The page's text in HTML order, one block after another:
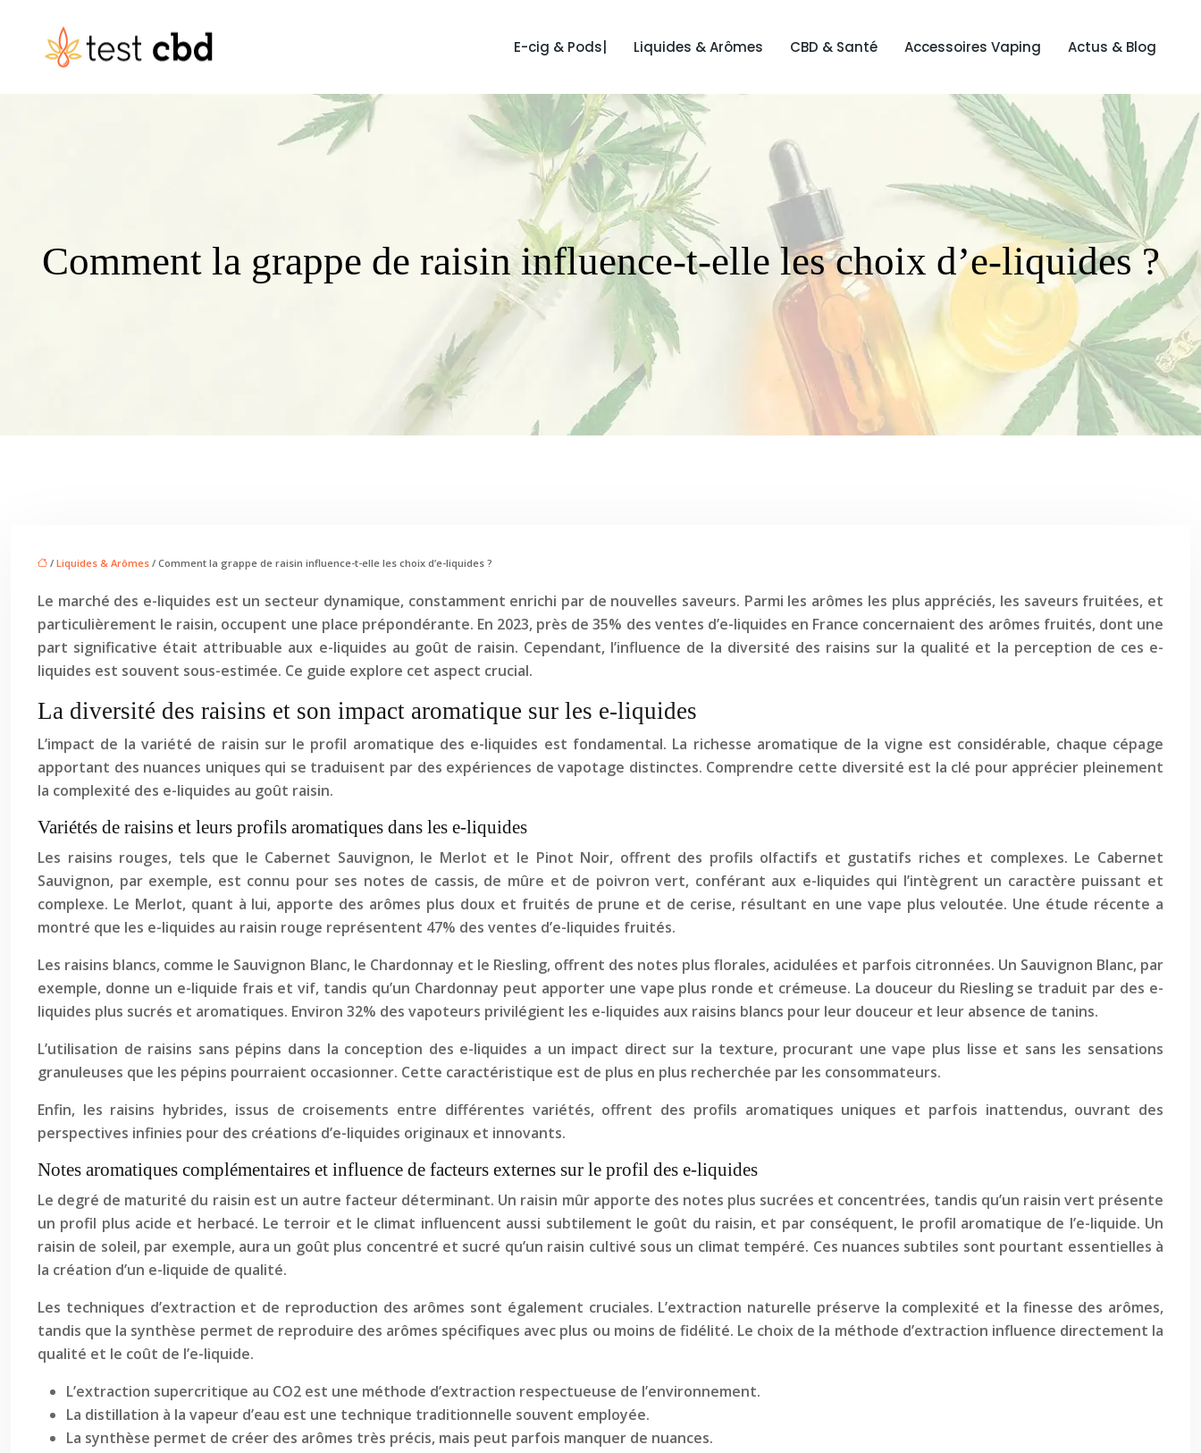
E-cig & Pods| Liquides & Arômes CBD & Santé Accessoires Vaping Actus & Blog
Comment la grappe de raisin influence-t-elle les choix d’e-liquides ?
/ Liquides & Arômes / Comment la grappe de raisin influence-t-elle les choix d’e-liquides ?
Le marché des e-liquides est un secteur dynamique, constamment enrichi par de nouvelles saveurs. Parmi les arômes les plus appréciés, les saveurs fruitées, et
particulièrement le raisin, occupent une place prépondérante. En 2023, près de 35% des ventes d’e-liquides en France concernaient des arômes fruités, dont une
part significative était attribuable aux e-liquides au goût de raisin. Cependant, l’influence de la diversité des raisins sur la qualité et la perception de ces e-
liquides est souvent sous-estimée. Ce guide explore cet aspect crucial.
La diversité des raisins et son impact aromatique sur les e-liquides
L’impact de la variété de raisin sur le profil aromatique des e-liquides est fondamental. La richesse aromatique de la vigne est considérable, chaque cépage
apportant des nuances uniques qui se traduisent par des expériences de vapotage distinctes. Comprendre cette diversité est la clé pour apprécier pleinement
la complexité des e-liquides au goût raisin.
Variétés de raisins et leurs profils aromatiques dans les e-liquides
Les raisins rouges, tels que le Cabernet Sauvignon, le Merlot et le Pinot Noir, offrent des profils olfactifs et gustatifs riches et complexes. Le Cabernet
Sauvignon, par exemple, est connu pour ses notes de cassis, de mûre et de poivron vert, conférant aux e-liquides qui l’intègrent un caractère puissant et
complexe. Le Merlot, quant à lui, apporte des arômes plus doux et fruités de prune et de cerise, résultant en une vape plus veloutée. Une étude récente a
montré que les e-liquides au raisin rouge représentent 47% des ventes d’e-liquides fruités.
Les raisins blancs, comme le Sauvignon Blanc, le Chardonnay et le Riesling, offrent des notes plus florales, acidulées et parfois citronnées. Un Sauvignon Blanc, par
exemple, donne un e-liquide frais et vif, tandis qu’un Chardonnay peut apporter une vape plus ronde et crémeuse. La douceur du Riesling se traduit par des e-
liquides plus sucrés et aromatiques. Environ 32% des vapoteurs privilégient les e-liquides aux raisins blancs pour leur douceur et leur absence de tanins.
L’utilisation de raisins sans pépins dans la conception des e-liquides a un impact direct sur la texture, procurant une vape plus lisse et sans les sensations
granuleuses que les pépins pourraient occasionner. Cette caractéristique est de plus en plus recherchée par les consommateurs.
Enfin, les raisins hybrides, issus de croisements entre différentes variétés, offrent des profils aromatiques uniques et parfois inattendus, ouvrant des
perspectives infinies pour des créations d’e-liquides originaux et innovants.
Notes aromatiques complémentaires et influence de facteurs externes sur le profil des e-liquides
Le degré de maturité du raisin est un autre facteur déterminant. Un raisin mûr apporte des notes plus sucrées et concentrées, tandis qu’un raisin vert présente
un profil plus acide et herbacé. Le terroir et le climat influencent aussi subtilement le goût du raisin, et par conséquent, le profil aromatique de l’e-liquide. Un
raisin de soleil, par exemple, aura un goût plus concentré et sucré qu’un raisin cultivé sous un climat tempéré. Ces nuances subtiles sont pourtant essentielles à
la création d’un e-liquide de qualité.
Les techniques d’extraction et de reproduction des arômes sont également cruciales. L’extraction naturelle préserve la complexité et la finesse des arômes,
tandis que la synthèse permet de reproduire des arômes spécifiques avec plus ou moins de fidélité. Le choix de la méthode d’extraction influence directement la
qualité et le coût de l’e-liquide.
L’extraction supercritique au CO2 est une méthode d’extraction respectueuse de l’environnement.
La distillation à la vapeur d’eau est une technique traditionnelle souvent employée.
La synthèse permet de créer des arômes très précis, mais peut parfois manquer de nuances.